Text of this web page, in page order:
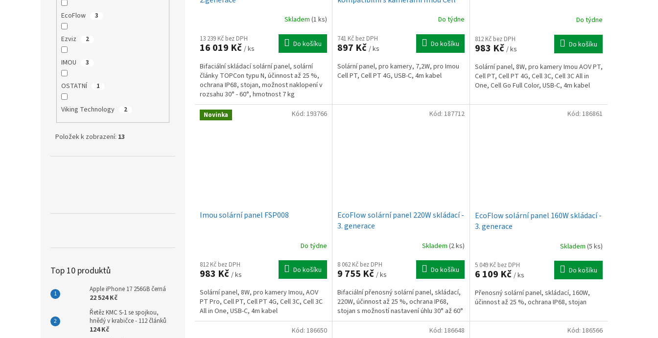
EcoFlow 3
Ezviz 2
IMOU 3
OSTATNÍ 1
Viking Technology 2
Položek k zobrazení: 13
Top 10 produktů
Apple iPhone 17 256GB černá
22 524 Kč
Řetěz KMC S-1 se spojkou,
hnědý v krabičce - 112 článků
124 Kč
Skladem (1 ks)
13 239 Kč bez DPH
16 019 Kč / ks Do košíku
Bifaciální skládací solární panel, solární
články TOPCon typu N, účinnost až 25 %,
ochrana IP68, stojan, možnost naklopení v
rozsahu 30° - 60°, hmotnost 7 kg
Do týdne
741 Kč bez DPH
897 Kč / ks Do košíku
Solární panel, pro kamery, 7,2W, pro Imou
Cell PT, Cell PT 4G, USB-C, 4m kabel
Do týdne
812 Kč bez DPH
983 Kč / ks Do košíku
Solární panel, 8W, pro kamery Imou AOV PT,
Cell PT, Cell PT 4G, Cell 3C, Cell 3C All in
One, Cell Go Full Color, USB-C, 4m kabel
Novinka
Imou solární panel FSP008
Do týdne
812 Kč bez DPH
983 Kč / ks Do košíku
Solární panel, 8W, pro kamery Imou, AOV
PT Pro, Cell PT, Cell PT 4G, Cell 3C, Cell 3C
All in One, USB-C, 4m kabel
Kód: 193766
EcoFlow solární panel 220W skládací -
3. generace
Skladem (2 ks)
8 062 Kč bez DPH
9 755 Kč / ks Do košíku
Bifaciální přenosný solární panel, skládací,
220W, účinnost až 25 %, ochrana IP68,
stojan s možností nastavení úhlu 30° až 60°
Kód: 187712
EcoFlow solární panel 160W skládací -
3. generace
Skladem (5 ks)
5 049 Kč bez DPH
6 109 Kč / ks Do košíku
Přenosný solární panel, skládací, 160W,
účinnost až 25 %, ochrana IP68, stojan
Kód: 186861
Kód: 186650 Kód: 186648 Kód: 186566